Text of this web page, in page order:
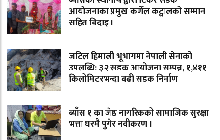
आयोजनाका प्रमुख कर्णेल कट्वालको सम्मान
सहित बिदाइ ।
जटिल हिमाली भूभागमा नेपाली सेनाको
उपलब्धि: ३२ सडक आयोजना सम्पन्न, १,४११
किलोमिटरभन्दा बढी सडक निर्माण
ब्याँस १ का जेष्ठ नागरिकको सामाजिक सुरक्षा
भत्ता घरमै पुगेर नवीकरण ।